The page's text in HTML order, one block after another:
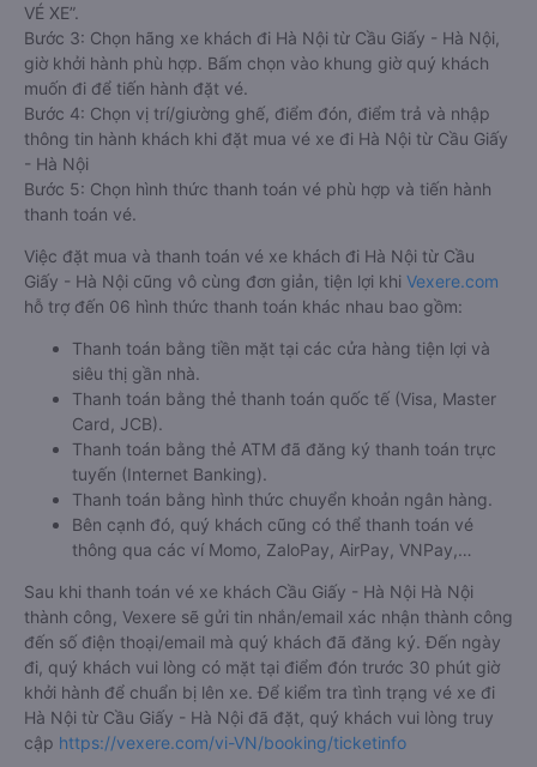
VÉ XE”.
Bước 3: Chọn hãng xe khách đi Hà Nội từ Cầu Giấy - Hà Nội,
giờ khởi hành phù hợp. Bấm chọn vào khung giờ quý khách
muốn đi để tiến hành đặt vé.
Bước 4: Chọn vị trí/giường ghế, điểm đón, điểm trả và nhập
thông tin hành khách khi đặt mua vé xe đi Hà Nội từ Cầu Giấy
- Hà Nội
Bước 5: Chọn hình thức thanh toán vé phù hợp và tiến hành
thanh toán vé.
Việc đặt mua và thanh toán vé xe khách đi Hà Nội từ Cầu
Giấy - Hà Nội cũng vô cùng đơn giản, tiện lợi khi Vexere.com
hỗ trợ đến 06 hình thức thanh toán khác nhau bao gồm:
Thanh toán bằng tiền mặt tại các cửa hàng tiện lợi và
siêu thị gần nhà.
Thanh toán bằng thẻ thanh toán quốc tế (Visa, Master
Card, JCB).
Thanh toán bằng thẻ ATM đã đăng ký thanh toán trực
tuyến (Internet Banking).
Thanh toán bằng hình thức chuyển khoản ngân hàng.
Bên cạnh đó, quý khách cũng có thể thanh toán vé
thông qua các ví Momo, ZaloPay, AirPay, VNPay,…
Sau khi thanh toán vé xe khách Cầu Giấy - Hà Nội Hà Nội
thành công, Vexere sẽ gửi tin nhắn/email xác nhận thành công
đến số điện thoại/email mà quý khách đã đăng ký. Đến ngày
đi, quý khách vui lòng có mặt tại điểm đón trước 30 phút giờ
khởi hành để chuẩn bị lên xe. Để kiểm tra tình trạng vé xe đi
Hà Nội từ Cầu Giấy - Hà Nội đã đặt, quý khách vui lòng truy
cập https://vexere.com/vi-VN/booking/ticketinfo